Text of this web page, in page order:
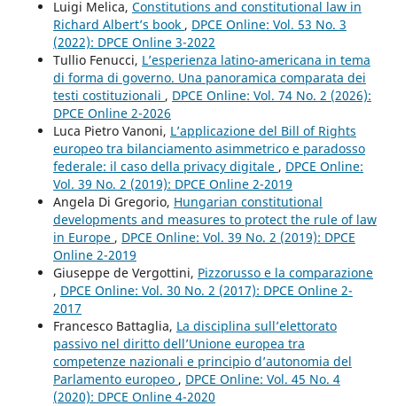
Luigi Melica, Constitutions and constitutional law in
Richard Albert’s book , DPCE Online: Vol. 53 No. 3
(2022): DPCE Online 3-2022
Tullio Fenucci, L’esperienza latino-americana in tema
di forma di governo. Una panoramica comparata dei
testi costituzionali , DPCE Online: Vol. 74 No. 2 (2026):
DPCE Online 2-2026
Luca Pietro Vanoni, L’applicazione del Bill of Rights
europeo tra bilanciamento asimmetrico e paradosso
federale: il caso della privacy digitale , DPCE Online:
Vol. 39 No. 2 (2019): DPCE Online 2-2019
Angela Di Gregorio, Hungarian constitutional
developments and measures to protect the rule of law
in Europe , DPCE Online: Vol. 39 No. 2 (2019): DPCE
Online 2-2019
Giuseppe de Vergottini, Pizzorusso e la comparazione
, DPCE Online: Vol. 30 No. 2 (2017): DPCE Online 2-
2017
Francesco Battaglia, La disciplina sull’elettorato
passivo nel diritto dell’Unione europea tra
competenze nazionali e principio d’autonomia del
Parlamento europeo , DPCE Online: Vol. 45 No. 4
(2020): DPCE Online 4-2020